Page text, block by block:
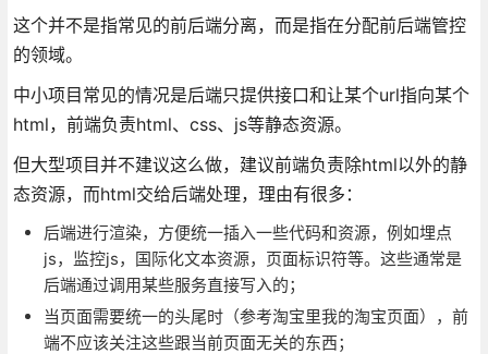
这个并不是指常见的前后端分离，而是指在分配前后端管控
的领域。
中小项目常见的情况是后端只提供接口和让某个url指向某个
html，前端负责html、css、js等静态资源。
但大型项目并不建议这么做，建议前端负责除html以外的静
态资源，而html交给后端处理，理由有很多：
后端进行渲染，方便统一插入一些代码和资源，例如埋点
js，监控js，国际化文本资源，页面标识符等。这些通常是
后端通过调用某些服务直接写入的；
当页面需要统一的头尾时（参考淘宝里我的淘宝页面），前
端不应该关注这些跟当前页面无关的东西；